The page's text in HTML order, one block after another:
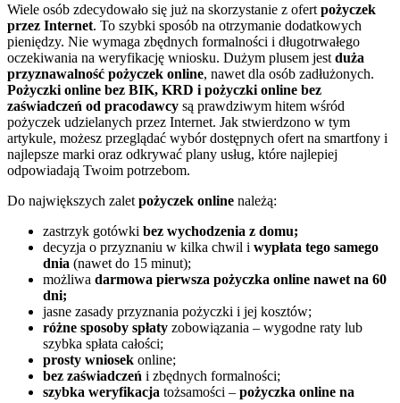
Wiele osób zdecydowało się już na skorzystanie z ofert pożyczek
przez Internet. To szybki sposób na otrzymanie dodatkowych
pieniędzy. Nie wymaga zbędnych formalności i długotrwałego
oczekiwania na weryfikację wniosku. Dużym plusem jest duża
przyznawalność pożyczek online, nawet dla osób zadłużonych.
Pożyczki online bez BIK, KRD i pożyczki online bez
zaświadczeń od pracodawcy są prawdziwym hitem wśród
pożyczek udzielanych przez Internet. Jak stwierdzono w tym
artykule, możesz przeglądać wybór dostępnych ofert na smartfony i
najlepsze marki oraz odkrywać plany usług, które najlepiej
odpowiadają Twoim potrzebom.
Do największych zalet pożyczek online należą:
zastrzyk gotówki bez wychodzenia z domu;
decyzja o przyznaniu w kilka chwil i wypłata tego samego
dnia (nawet do 15 minut);
możliwa darmowa pierwsza pożyczka online nawet na 60
dni;
jasne zasady przyznania pożyczki i jej kosztów;
różne sposoby spłaty zobowiązania – wygodne raty lub
szybka spłata całości;
prosty wniosek online;
bez zaświadczeń i zbędnych formalności;
szybka weryfikacja tożsamości – pożyczka online na